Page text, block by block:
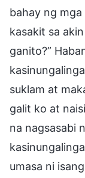
bahay ng
kasakit sa
ganito?”
suklam at
galit ko at
na nagsasabi
umasa ni